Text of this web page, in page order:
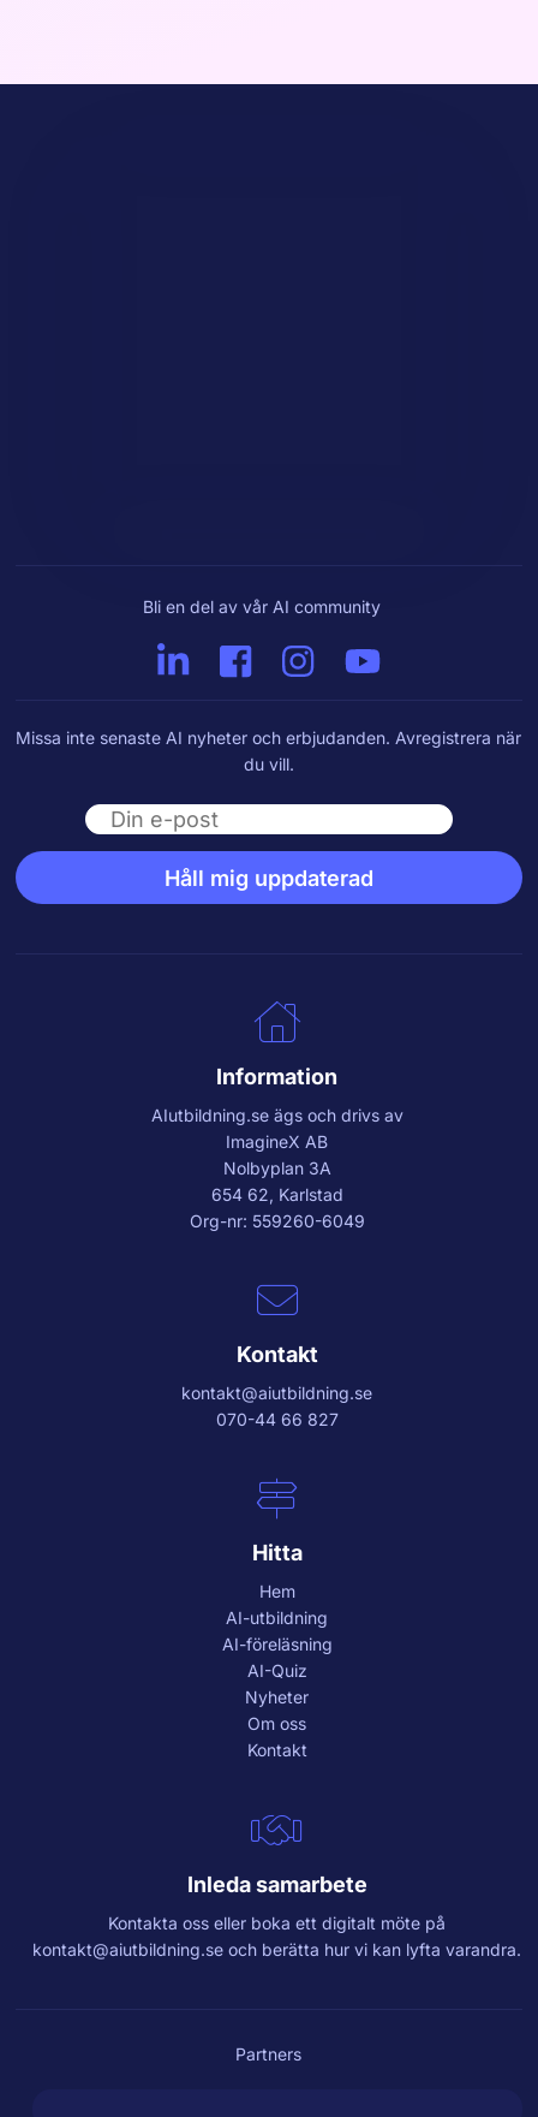
Bli en del av vår AI community
Missa inte senaste AI nyheter och erbjudanden. Avregistrera när
du vill.
Email
Håll mig uppdaterad
Information
AIutbildning.seägs och drivs av
ImagineX AB
Nolbyplan 3A
654 62, Karlstad
Org-nr: 559260-6049
Kontakt
kontakt@aiutbildning.se
070-44 66 827
Hitta
Hem
AI-utbildning
AI-föreläsning
AI-Quiz
Nyheter
Om oss
Kontakt
Inleda samarbete
Kontakta oss eller boka ett digitalt möte på
kontakt@aiutbildning.se och berätta hur vi kan lyfta varandra.
Partners